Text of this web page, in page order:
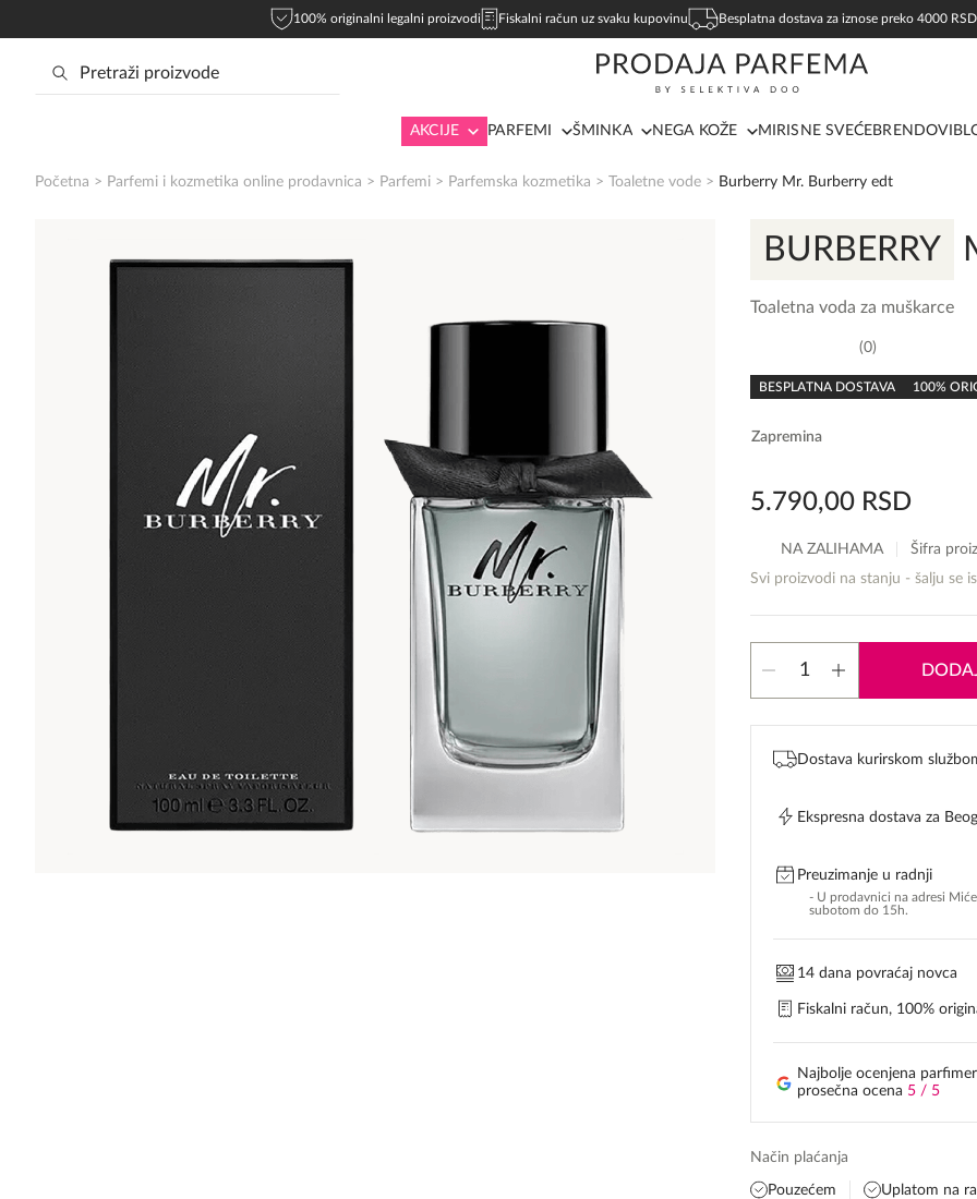
100% originalni legalni proizvodi Fiskalni račun uz svaku kupovinu Besplatna dostava za iznose preko 4000 RSD
AKCIJE PARFEMI ŠMINKA NEGA KOŽE MIRISNE SVEĆEBRENDOVI
Početna > Parfemi i kozmetika online prodavnica > Parfemi > Parfemska kozmetika > Toaletne vode > Burberry Mr. Burberry edt
BURBERRY
Toaletna voda za muškarce
rating
0
BESPLATNA DOSTAVA 100%
Zapremina
5.790,00 RSD
NA ZALIHAMA Šifra
Svi proizvodi na stanju - šalju se
Burberry
Burberry
edt
Dostava kurirskom
Ekspresna dostava za
Preuzimanje u radnji
- U prodavnici na adresi
subotom do 15h.
14 dana povraćaj novca
Fiskalni račun, 100%
Najbolje ocenjena
prosečna ocena 5 / 5
Način plaćanja
Pouzećem
Uplatom na